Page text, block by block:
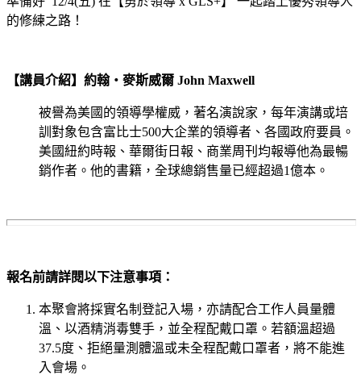
的修練之路！
【講員介紹】約翰・麥斯威爾 John Maxwell
被譽為美國的領導學權威，著名演說家，每年演講或培
訓對象包含富比士500大企業的領導者、各國政府要員。
美國紐約時報、華爾街日報、商業周刊均報導他為最暢
銷作者。他的書籍，全球總銷售量已經超過1億本。
報名前請詳閱以下注意事項：
本聚會將採實名制登記入場，亦請配合工作人員量體
溫、以酒精消毒雙手，並全程配戴口罩。若額溫超過
37.5度、拒絕量測體溫或未全程配戴口罩者，將不能進
入會場。